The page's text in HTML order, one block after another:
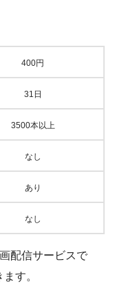
400円
31日
3500本以上
なし
あり
なし
配信サービスで
す。